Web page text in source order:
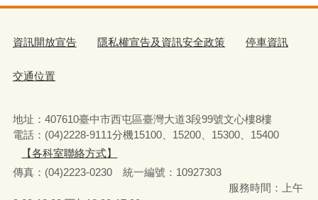
資訊開放宣告 隱私權宣告及資訊安全政策 停車資訊
交通位置
地址：407610臺中市西屯區臺灣大道3段99號文心樓8樓
電話：(04)2228-9111分機15100、15200、15300、15400
【各科室聯絡方式】
傳真：(04)2223-0230 統一編號 ： 10927303
服務時間：上午